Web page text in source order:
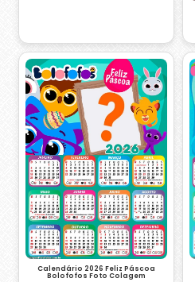
Calendário 2026 Feliz Páscoa
Bolofofos Foto Colagem